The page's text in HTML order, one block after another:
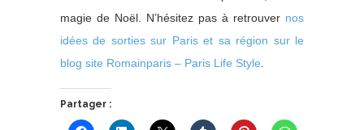
magie de Noël. N’hésitez pas à retrouver nos
idées de sorties sur Paris et sa région sur le
blog site Romainparis – Paris Life Style
Partager :